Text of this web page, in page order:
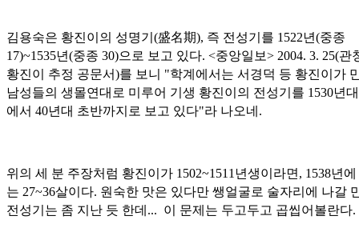
김용숙은 황진이의 성명기(盛名期), 즉 전성기를 1522년(중종
17)~1535년(중종 30)으로 보고 있다. <중앙일보> 2004. 3. 25(관
황진이 추정 공문서)를 보니 "학계에서는 서경덕 등 황진이가
남성들의 생몰연대로 미루어 기생 황진이의 전성기를 1530년
에서 40년대 초반까지로 보고 있다"라 나오네.
위의 세 분 주장처럼 황진이가 1502~1511년생이라면, 1538년
는 27~36살이다. 원숙한 맛은 있다만 쌩얼굴로 술자리에 나갈
전성기는 좀 지난 듯 한데... 이 문제는 두고두고 곱씹어볼란다.